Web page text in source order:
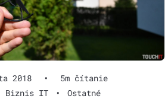
2018 •
5m čítanie
Biznis IT • Ostatné